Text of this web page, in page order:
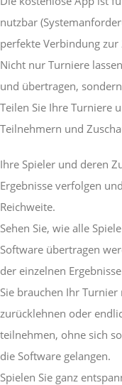
nutzbar
perfekte Verbindung zur
Nicht nur Turniere
und übertragen,
Teilen Sie Ihre Turniere
Teilnehmern und
Ihre Spieler und deren
Ergebnisse verfolgen
Reichweite.
Sehen Sie, wie alle
Software übertragen
der einzelnen
Sie brauchen Ihr
zurücklehnen oder
teilnehmen, ohne sich
die Software gelangen.
Spielen Sie ganz